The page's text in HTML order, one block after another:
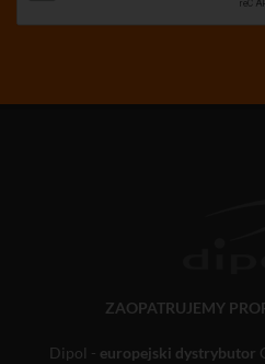
ZAOPATRUJEMY
Dipol - europejski dystrybutor